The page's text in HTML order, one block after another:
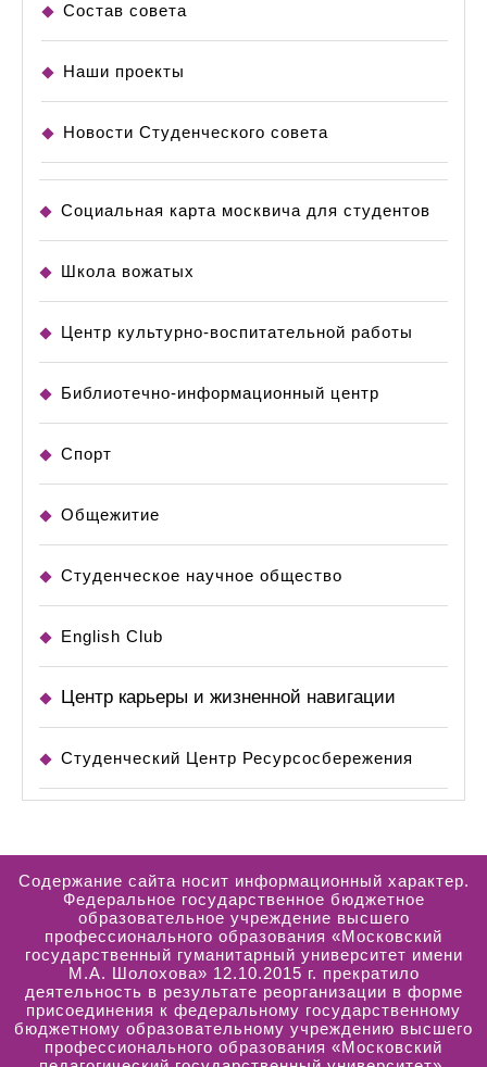
Состав совета
Наши проекты
Новости Студенческого совета
Социальная карта москвича для студентов
Школа вожатых
Центр культурно-воспитательной работы
Библиотечно-информационный центр
Спорт
Общежитие
Студенческое научное общество
English Club
Центр карьеры и жизненной навигации
Студенческий Центр Ресурсосбережения
Содержание сайта носит информационный характер.
Федеральное государственное бюджетное
образовательное учреждение высшего
профессионального образования «Московский
государственный гуманитарный университет имени
М.А. Шолохова» 12.10.2015 г. прекратило
деятельность в результате реорганизации в форме
присоединения к федеральному государственному
бюджетному образовательному учреждению высшего
профессионального образования «Московский